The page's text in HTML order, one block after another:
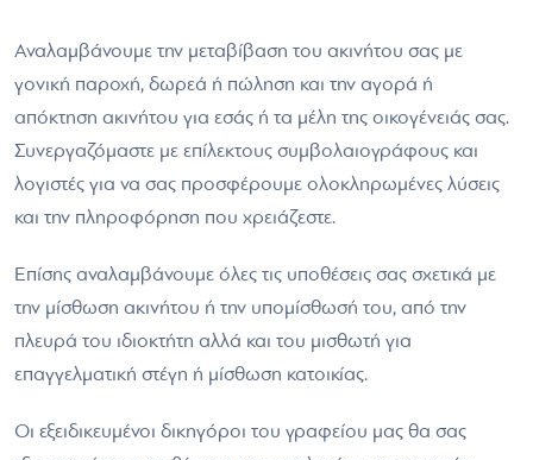
Αναλαμβάνουμε την μεταβίβαση του ακινήτου σας με
γονική παροχή, δωρεά ή πώληση και την αγορά ή
απόκτηση ακινήτου για εσάς ή τα μέλη της οικογένειάς σας.
Συνεργαζόμαστε με επίλεκτους συμβολαιογράφους και
λογιστές για να σας προσφέρουμε ολοκληρωμένες λύσεις
και την πληροφόρηση που χρειάζεστε.
Επίσης αναλαμβάνουμε όλες τις υποθέσεις σας σχετικά με
την μίσθωση ακινήτου ή την υπομίσθωσή του, από την
πλευρά του ιδιοκτήτη αλλά και του μισθωτή για
επαγγελματική στέγη ή μίσθωση κατοικίας.
Οι εξειδικευμένοι δικηγόροι του γραφείου μας θα σας